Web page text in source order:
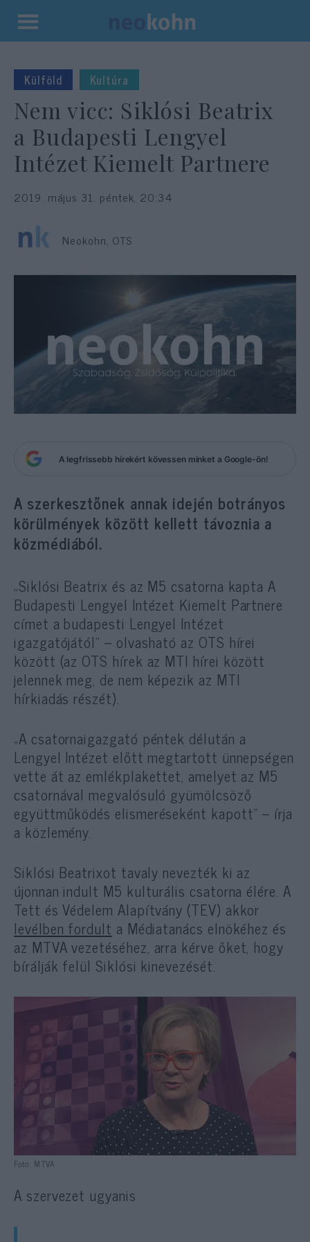
Kilépés
tartalomba
Külföld Kultúra
Nem vicc: Siklósi Beatrix
a Budapesti Lengyel
Intézet Kiemelt Partnere
2019. május 31. péntek, 20:34
Neokohn, OTS
A legfrissebb hírekért kövessen minket a Google-ön!
A szerkesztőnek annak idején botrányos
körülmények között kellett távoznia a
közmédiából.
„Siklósi Beatrix és az M5 csatorna kapta A
Budapesti Lengyel Intézet Kiemelt Partnere
címet a budapesti Lengyel Intézet
igazgatójától” – olvasható az OTS hírei
között (az OTS hírek az MTI hírei között
jelennek meg, de nem képezik az MTI
hírkiadás részét).
„A csatornaigazgató péntek délután a
Lengyel Intézet előtt megtartott ünnepségen
vette át az emlékplakettet, amelyet az M5
csatornával megvalósuló gyümölcsöző
együttműködés elismeréseként kapott” – írja
a közlemény.
Siklósi Beatrixot tavaly nevezték ki az
újonnan indult M5 kulturális csatorna élére. A
Tett és Védelem Alapítvány (TEV) akkor
levélben fordult a Médiatanács elnökéhez és
az MTVA vezetéséhez, arra kérve őket, hogy
bírálják felül Siklósi kinevezését.
Fotó: MTVA
A szervezet ugyanis